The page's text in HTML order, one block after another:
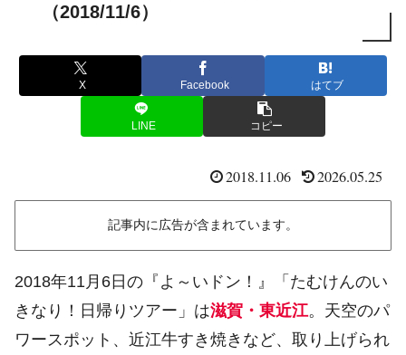
（2018/11/6）
X Facebook はてブ
LINE コピー
2018.11.06 2026.05.25
記事内に広告が含まれています。
2018年11月6日の『よ～いドン！』「たむけんのい
きなり！日帰りツアー」は滋賀・東近江。天空のパ
ワースポット、近江牛すき焼きなど、取り上げられ